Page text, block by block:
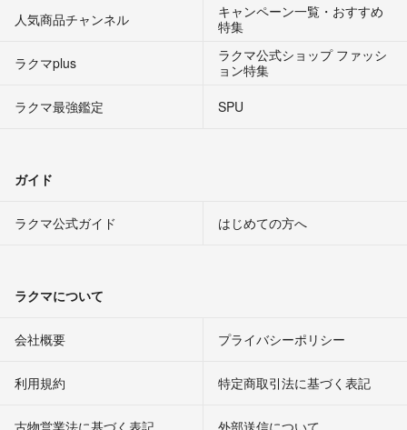
人気商品チャンネル
キャンペーン一覧・おすすめ
特集
ラクマplus
ラクマ公式ショップ ファッシ
ョン特集
ラクマ最強鑑定
SPU
ガイド
ラクマ公式ガイド はじめての方へ
ラクマについて
会社概要 プライバシーポリシー
利用規約 特定商取引法に基づく表記
古物営業法に基づく表記 外部送信について